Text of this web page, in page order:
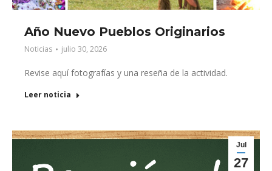
Año Nuevo Pueblos Originarios
Noticias julio 30, 2026
Revise aquí fotografías y una reseña de la actividad.
Leer noticia
Jul
27